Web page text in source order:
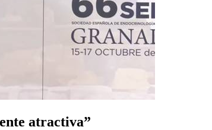
atractiva”